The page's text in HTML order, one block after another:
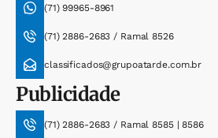
(71) 99965-8961
(71) 2886-2683 / Ramal 8526
classificados@grupoatarde.com.br
Publicidade
(71) 2886-2683 / Ramal 8585 | 8586